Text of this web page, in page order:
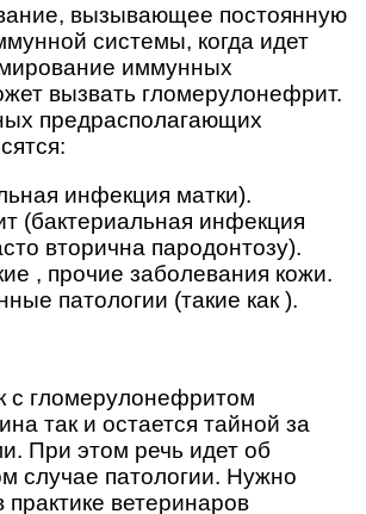
вызывающее постоянную
системы, когда идет
иммунных
вызвать гломерулонефрит.
предрасполагающих
инфекция матки).
(бактериальная инфекция
вторична пародонтозу).
, прочие заболевания кожи.
патологии (такие как ).
с гломерулонефритом
так и остается тайной за
При этом речь идет об
случае патологии. Нужно
практике ветеринаров